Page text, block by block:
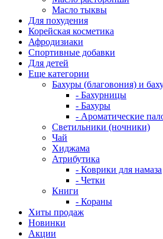
Масло тыквы
Для похудения
Корейская косметика
Афродизиаки
Спортивные добавки
Для детей
Еще категории
Бахуры (благовония) и
- Бахурницы
- Бахуры
- Ароматические
Светильники (ночники)
Чай
Хиджама
Атрибутика
- Коврики для намаза
- Четки
Книги
- Кораны
Хиты продаж
Новинки
Акции